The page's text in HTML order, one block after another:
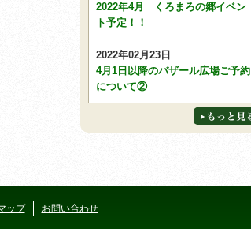
2022年4月 くろまろの郷イベン
ト予定！！
2022年02月23日
4月1日以降のバザール広場ご予約
について②
ップ お問い合わせ